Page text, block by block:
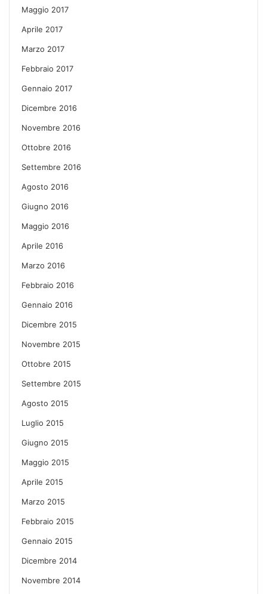
Maggio 2017
Aprile 2017
Marzo 2017
Febbraio 2017
Gennaio 2017
Dicembre 2016
Novembre 2016
Ottobre 2016
Settembre 2016
Agosto 2016
Giugno 2016
Maggio 2016
Aprile 2016
Marzo 2016
Febbraio 2016
Gennaio 2016
Dicembre 2015
Novembre 2015
Ottobre 2015
Settembre 2015
Agosto 2015
Luglio 2015
Giugno 2015
Maggio 2015
Aprile 2015
Marzo 2015
Febbraio 2015
Gennaio 2015
Dicembre 2014
Novembre 2014